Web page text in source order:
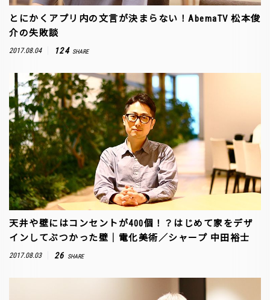
とにかくアプリ内の文言が決まらない！AbemaTV 松本俊
介の失敗談
2017.08.04 124 SHARE
天井や壁にはコンセントが400個！？はじめて家をデザ
インしてぶつかった壁｜電化美術／シャープ 中田裕士
2017.08.03 26 SHARE